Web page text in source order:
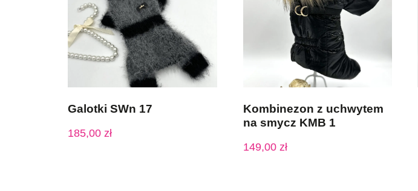
Galotki SWn 17
185,00 zł
Kombinezon z uchwytem
na smycz KMB 1
149,00 zł